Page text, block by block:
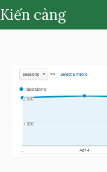
Kiến càng